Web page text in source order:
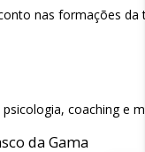
nas formações da
coaching e
da Gama